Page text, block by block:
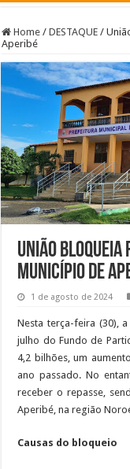
Home / DESTAQUE /
Aperibé
União
município de
1 de agosto de 2024
Nesta terça-feira (30),
julho do Fundo de
4,2 bilhões, um
ano passado. No
receber o repasse,
Aperibé, na região
Causas do bloqueio